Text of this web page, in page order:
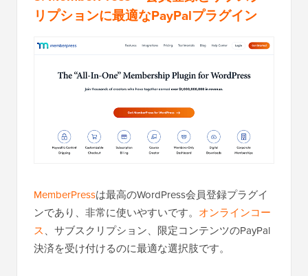
リプションに最適なPayPalプラグイン
MemberPressは最高のWordPress会員登録プラグイ
ンであり、非常に使いやすいです。 オンラインコー
ス、サブスクリプション、限定コンテンツのPayPal
決済を受け付けるのに最適な選択肢です。